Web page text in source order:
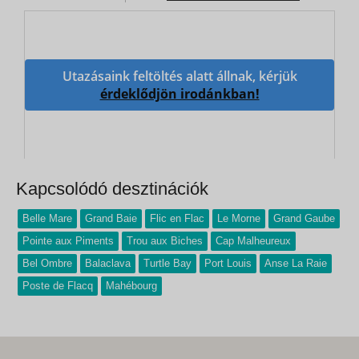
Utazásaink feltöltés alatt állnak, kérjük
érdeklődjön irodánkban!
Kapcsolódó desztinációk
Belle Mare Grand Baie Flic en Flac Le Morne
Grand Gaube
Pointe aux Piments
Trou aux Biches
Cap Malheureux
Bel Ombre
Balaclava Turtle Bay Port Louis
Anse La Raie
Poste de Flacq
Mahébourg